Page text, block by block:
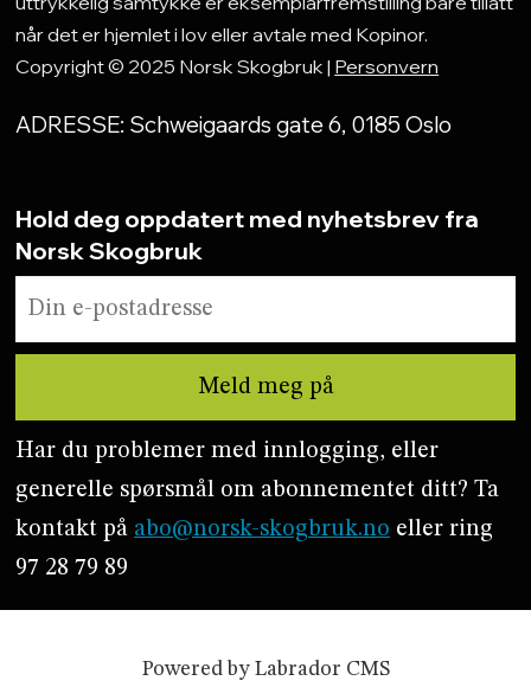
når det er hjemlet i lov eller avtale med Kopinor.
Copyright © 2025 Norsk Skogbruk | Personvern
ADRESSE: Schweigaards gate 6, 0185 Oslo
Hold deg oppdatert med nyhetsbrev fra
Norsk Skogbruk
Har du problemer med innlogging, eller
generelle spørsmål om abonnementet ditt? Ta
kontakt på abo@norsk-skogbruk.no eller ring
97 28 79 89
Powered by Labrador CMS